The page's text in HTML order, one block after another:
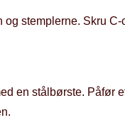
stemplerne. Skru
en stålbørste. Påfør